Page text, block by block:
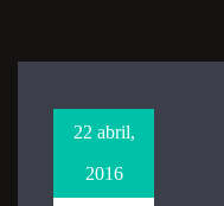
22 abril,
2016
used.
Experience
In order for
our website